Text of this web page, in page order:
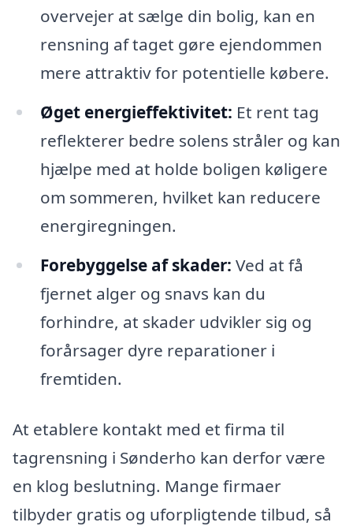
overvejer at sælge din bolig, kan en
rensning af taget gøre ejendommen
mere attraktiv for potentielle købere.
Øget energieffektivitet: Et rent tag
reflekterer bedre solens stråler og kan
hjælpe med at holde boligen køligere
om sommeren, hvilket kan reducere
energiregningen.
Forebyggelse af skader: Ved at få
fjernet alger og snavs kan du
forhindre, at skader udvikler sig og
forårsager dyre reparationer i
fremtiden.
At etablere kontakt med et firma til
tagrensning i Sønderho kan derfor være
en klog beslutning. Mange firmaer
tilbyder gratis og uforpligtende tilbud, så